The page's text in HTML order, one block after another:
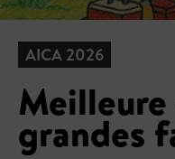
AICA 2026
grandes